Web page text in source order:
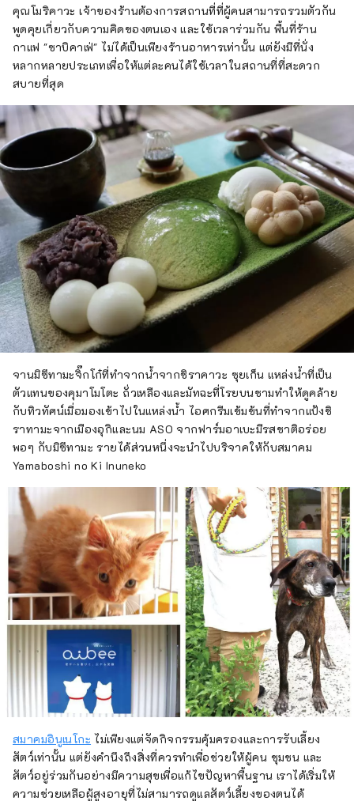
คุณโมริคาวะ เจ้าของร้านต้องการสถานที่ที่ผู้คนสามารถรวมตัวกัน
พูดคุยเกี่ยวกับความคิดของตนเอง และใช้เวลาร่วมกัน พื้นที่ร้าน
กาแฟ "ซาบิคาเฟ่" ไม่ได้เป็นเพียงร้านอาหารเท่านั้น แต่ยังมีที่นั่ง
หลากหลายประเภทเพื่อให้แต่ละคนได้ใช้เวลาในสถานที่ที่สะดวก
สบายที่สุด
จานมิซึทามะจิ๊กโก๋ที่ทำจากน้ำจากชิราคาวะ ซุยเก็น แหล่งน้ำที่เป็น
ตัวแทนของคุมาโมโตะ ถั่วเหลืองและมัทฉะที่โรยบนชามทำให้ดูคล้าย
กับทิวทัศน์เมื่อมองเข้าไปในแหล่งน้ำ ไอศกรีมเข้มข้นที่ทำจากแป้งชิ
ราทามะจากเมืองอุกิและนม ASO จากฟาร์มอาเบะมีรสชาติอร่อย
พอๆ กับมิซึทามะ รายได้ส่วนหนึ่งจะนำไปบริจาคให้กับสมาคม
Yamaboshi no Ki Inuneko
สมาคมอินูเนโกะ ไม่เพียงแต่จัดกิจกรรมคุ้มครองและการรับเลี้ยง
สัตว์เท่านั้น แต่ยังคำนึงถึงสิ่งที่ควรทำเพื่อช่วยให้ผู้คน ชุมชน และ
สัตว์อยู่ร่วมกันอย่างมีความสุขเพื่อแก้ไขปัญหาพื้นฐาน เราได้เริ่มให้
ความช่วยเหลือผู้สูงอายุที่ไม่สามารถดูแลสัตว์เลี้ยงของตนได้